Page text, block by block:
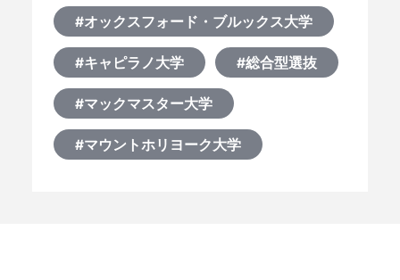
#オックスフォード・ブルックス大学
#キャピラノ大学 #総合型選抜
#マックマスター大学
#マウントホリヨーク大学